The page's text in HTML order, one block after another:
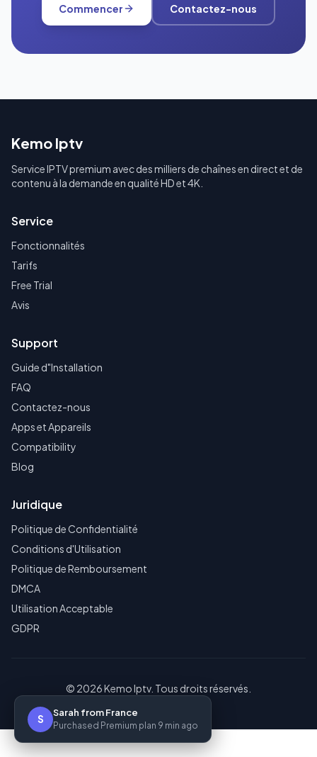
Commencer Contactez-nous
Kemo Iptv
Service IPTV premium avec des milliers de chaînes en direct et de
contenu à la demande en qualité HD et 4K.
Service
Fonctionnalités
Tarifs
Free Trial
Avis
Support
Guide d"Installation
FAQ
Contactez-nous
Apps et Appareils
Compatibility
Blog
Juridique
Politique de Confidentialité
Conditions d'Utilisation
Politique de Remboursement
DMCA
Utilisation Acceptable
GDPR
© 2026 Kemo Iptv. Tous droits réservés.
S Sarah from France
Purchased Premium plan 9 min ago